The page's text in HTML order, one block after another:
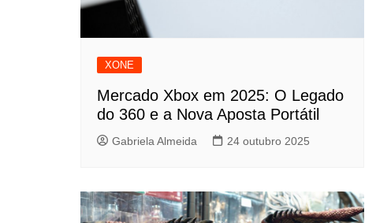
XONE
Mercado Xbox em 2025: O Legado
do 360 e a Nova Aposta Portátil
Gabriela Almeida 24 outubro 2025